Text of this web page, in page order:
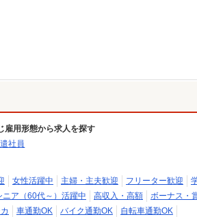
雇用形態から求人を探す
社員
女性活躍中 主婦・主夫歓迎 フリーター歓迎
ニア（60代～）活躍中 高収入・高額
ボーナス・
車通勤OK バイク通勤OK
自転車通勤OK